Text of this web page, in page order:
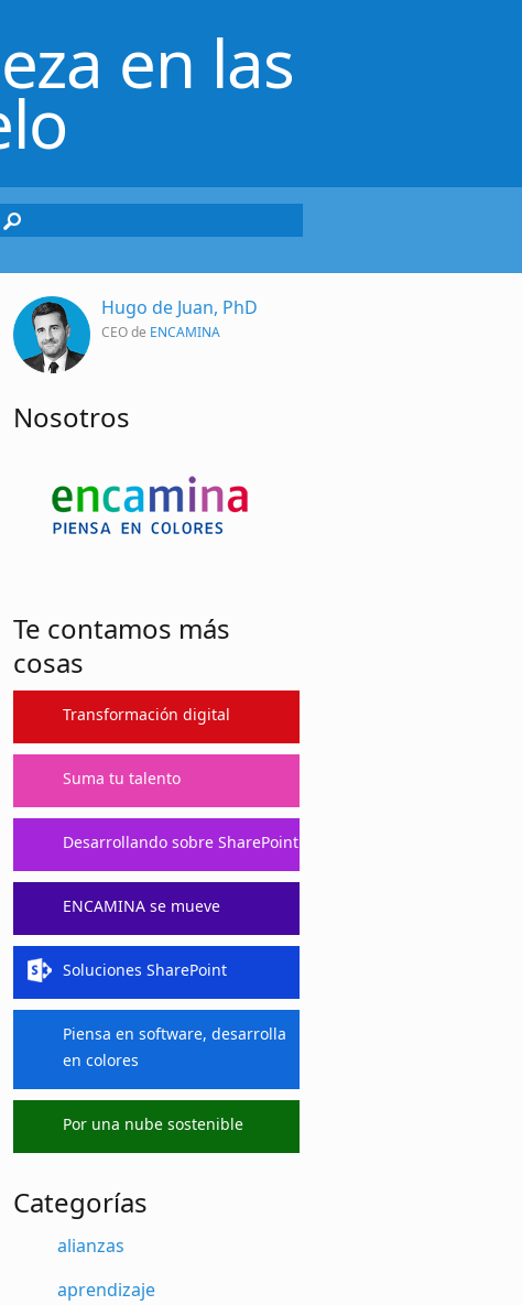
en las
Hugo de Juan, PhD
CEO de ENCAMINA
Nosotros
Te contamos más
cosas
Transformación digital
Suma tu talento
Desarrollando sobre SharePoint
ENCAMINA se mueve
Soluciones SharePoint
Piensa en software, desarrolla
en colores
Por una nube sostenible
Categorías
alianzas
aprendizaje